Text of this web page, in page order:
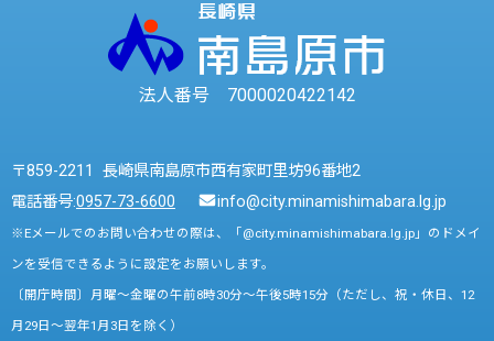
法人番号 7000020422142
〒859-2211 長崎県南島原市西有家町里坊96番地2
電話番号:0957-73-6600 info@city.minamishimabara.lg.jp
※Eメールでのお問い合わせの際は、「@city.minamishimabara.lg.jp」のドメイ
ンを受信できるように設定をお願いします。
〔開庁時間〕月曜～金曜の午前8時30分～午後5時15分（ただし、祝・休日、12
月29日～翌年1月3日を除く）